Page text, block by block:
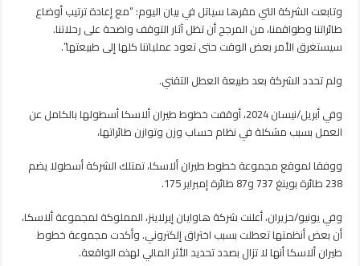
وتابعت الشركة التي مقرها سياتل في بيان اليوم: “مع إعادة ترتيب أوضاع
طائراتنا وطواقمنا، من المرجح أن تظل آثار التوقف واضحة على رحلاتنا.
سيستغرق الأمر بعض الوقت حتى تعود عملياتنا كلها إلى طبيعتها”.
ولم تحدد الشركة بعد طبيعة العطل التقني.
وفي أبريل/نيسان 2024، أوقفت خطوط طيران ألاسكا أسطولها بالكامل عن
العمل بسبب مشكلة في نظام حساب وزن وتوازن طائراتها،
ووفقا لموقع مجموعة خطوط طيران ألاسكا، تمتلك الشركة أسطولا يضم
238 طائرة بوينغ 737 و87 طائرة إمبراير 175.
وفي يونيو/حزيران، أعلنت شركة هاوايان إيرلاينز، المملوكة لمجموعة ألاسكا،
أن بعض أنظمتها تعطلت بسبب اختراق إلكتروني. وأكدت مجموعة خطوط
طيران ألاسكا أنها لا تزال بصدد تحديد الأثر المالي لهذه الواقعة.